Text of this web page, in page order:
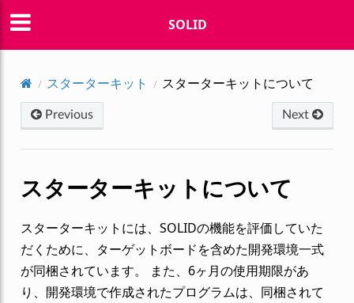
SOLID
スターターキット スターターキットについて
Previous Next
スターターキットについて
スターターキットには、SOLIDの機能を評価していた
だくために、ターゲットボードを含めた開発環境一式
が同梱されています。 また、6ヶ月の使用期限があ
り、開発環境で作成されたプログラムは、同梱されて